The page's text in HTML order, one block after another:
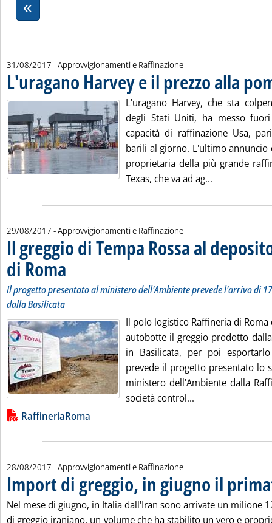
31/08/2017 - Approvvigionamenti e Raffinazione
L'uragano Harvey e il prezzo alla
L'uragano Harvey, che sta
degli Stati Uniti, ha messo
capacità di raffinazione Usa,
barili al giorno. L'ultimo annuncio
proprietaria della più grande
Texas, che va ad ag...
29/08/2017 - Approvvigionamenti e Raffinazione
Il greggio di Tempa Rossa al
di Roma . Sottotitolo: Il progetto presentato al ministero dell'Ambiente
. Pubblicata martedì 29 agosto 2017 alle 10.14.
Il progetto presentato al ministero dell'Ambiente prevede l'arrivo di
dalla Basilicata
Il polo logistico Raffineria di Roma
autobotte il greggio prodotto
in Basilicata, per poi
prevede il progetto presentato lo
ministero dell'Ambiente dalla
società control...
Lista allegati PDF alla notizia
RaffineriaRoma
28/08/2017 - Approvvigionamenti e Raffinazione
Import di greggio, in giugno il
Nel mese di giugno, in Italia dall'Iran sono arrivate un milione
di greggio iraniano, un volume che ha stabilito un vero e